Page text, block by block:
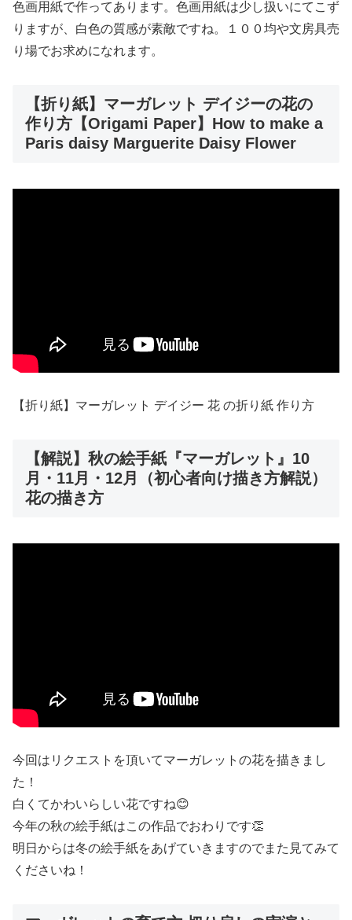
色画用紙で作ってあります。色画用紙は少し扱いにてこず
りますが、白色の質感が素敵ですね。１００均や文房具売
り場でお求めになれます。
【折り紙】マーガレット デイジーの花の
作り方【Origami Paper】How to make a
Paris daisy Marguerite Daisy Flower
【折り紙】マーガレット デイジー 花 の折り紙 作り方
【解説】秋の絵手紙『マーガレット』10
月・11月・12月（初心者向け描き方解説）
花の描き方
今回はリクエストを頂いてマーガレットの花を描きまし
た！
白くてかわいらしい花ですね😊
今年の秋の絵手紙はこの作品でおわりです👏
明日からは冬の絵手紙をあげていきますのでまた見てみて
くださいね！